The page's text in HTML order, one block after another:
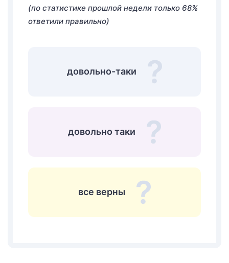
(по статистике прошлой недели только 68%
ответили правильно)
довольно-таки
довольно таки
все верны